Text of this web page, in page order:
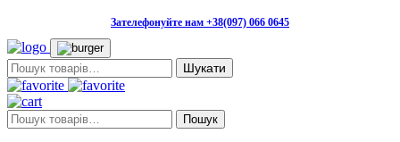
Зателефонуйте нам +38(097) 066 0645
Пошук:
Пошук: Пошук